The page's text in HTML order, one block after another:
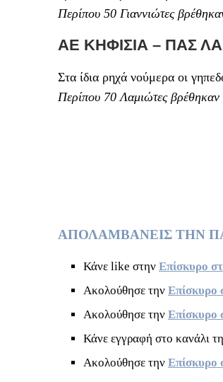
Περίπου 50 Γιαννιώτες
ΑΕ ΚΗΦΙΣΙΑ – ΠΑΣ
Στα ίδια ρηχά νούμερα οι
Περίπου 70 Λαμιώτες βρέθηκαν
ΑΠΟΛΑΜΒΑΝΕΙΣ ΤΗΝ
Κάνε like στην Επίσκυρο
Ακολούθησε την Επίσκυρο
Ακολούθησε την Επίσκυρο
Κάνε εγγραφή στο κανάλι
Ακολούθησε την Επίσκυρο